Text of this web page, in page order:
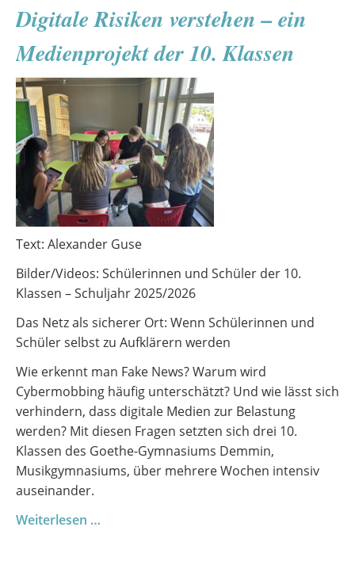
Digitale Risiken verstehen – ein
Medienprojekt der 10. Klassen
Text: Alexander Guse
Bilder/Videos: Schülerinnen und Schüler der 10.
Klassen – Schuljahr 2025/2026
Das Netz als sicherer Ort: Wenn Schülerinnen und
Schüler selbst zu Aufklärern werden
Wie erkennt man Fake News? Warum wird
Cybermobbing häufig unterschätzt? Und wie lässt sich
verhindern, dass digitale Medien zur Belastung
werden? Mit diesen Fragen setzten sich drei 10.
Klassen des Goethe-Gymnasiums Demmin,
Musikgymnasiums, über mehrere Wochen intensiv
auseinander.
Weiterlesen …